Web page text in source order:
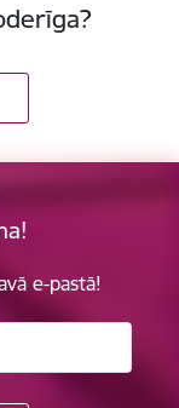
e-pastā!